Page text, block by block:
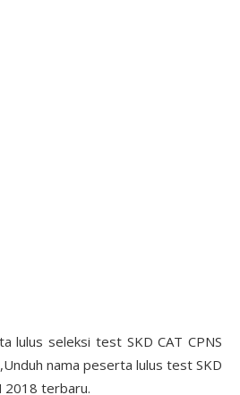
lulus seleksi test SKD CAT CPNS
nama peserta lulus test SKD
2018 terbaru.